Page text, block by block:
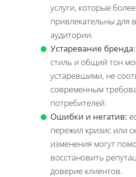
услуги, которые более
привлекательны для
аудитории.
Устаревание бренда:
стиль и общий тон
устаревшими, не
современным
потребителей.
Ошибки и негатив:
пережил кризис или
изменения могут
восстановить
доверие клиентов.